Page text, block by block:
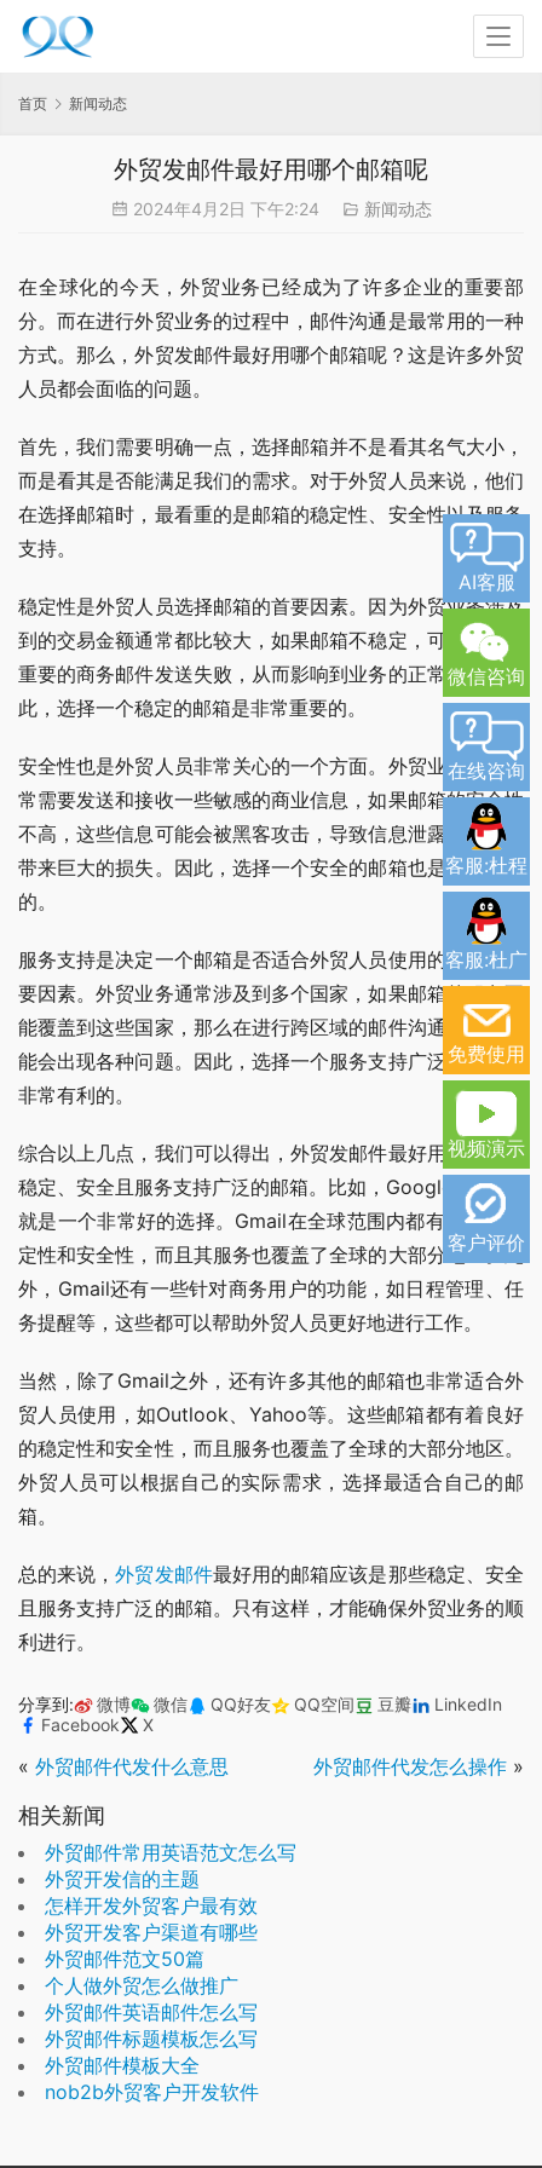
首页 新闻动态
外贸发邮件最好用哪个邮箱呢
2024年4月2日 下午2:24 新闻动态
在全球化的今天，外贸业务已经成为了许多企业的重要部
分。而在进行外贸业务的过程中，邮件沟通是最常用的一种
方式。那么，外贸发邮件最好用哪个邮箱呢？这是许多外贸
人员都会面临的问题。
首先，我们需要明确一点，选择邮箱并不是看其名气大小，
而是看其是否能满足我们的需求。对于外贸人员来说，他们
在选择邮箱时，最看重的是邮箱的稳定性、安全性以及服务
支持。
稳定性是外贸人员选择邮箱的首要因素。因为外贸业务涉及
到的交易金额通常都比较大，如果邮箱不稳定，可能会导致
重要的商务邮件发送失败，从而影响到业务的正常进行。因
此，选择一个稳定的邮箱是非常重要的。
安全性也是外贸人员非常关心的一个方面。外贸业务中，经
常需要发送和接收一些敏感的商业信息，如果邮箱的安全性
不高，这些信息可能会被黑客攻击，导致信息泄露，给企业
带来巨大的损失。因此，选择一个安全的邮箱也是非常必要
的。
服务支持是决定一个邮箱是否适合外贸人员使用的另一个重
要因素。外贸业务通常涉及到多个国家，如果邮箱的服务不
能覆盖到这些国家，那么在进行跨区域的邮件沟通时，就可
能会出现各种问题。因此，选择一个服务支持广泛的邮箱是
非常有利的。
综合以上几点，我们可以得出，外贸发邮件最好用的是那些
稳定、安全且服务支持广泛的邮箱。比如，Google的Gmail
就是一个非常好的选择。Gmail在全球范围内都有良好的稳
定性和安全性，而且其服务也覆盖了全球的大部分地区。此
外，Gmail还有一些针对商务用户的功能，如日程管理、任
务提醒等，这些都可以帮助外贸人员更好地进行工作。
当然，除了Gmail之外，还有许多其他的邮箱也非常适合外
贸人员使用，如Outlook、Yahoo等。这些邮箱都有着良好
的稳定性和安全性，而且服务也覆盖了全球的大部分地区。
外贸人员可以根据自己的实际需求，选择最适合自己的邮
箱。
总的来说，外贸发邮件最好用的邮箱应该是那些稳定、安全
且服务支持广泛的邮箱。只有这样，才能确保外贸业务的顺
利进行。
分享到: 微博 微信 QQ好友 QQ空间 豆瓣
LinkedIn
Facebook
X
« 外贸邮件代发什么意思 外贸邮件代发怎么操作 »
相关新闻
外贸邮件常用英语范文怎么写
外贸开发信的主题
怎样开发外贸客户最有效
外贸开发客户渠道有哪些
外贸邮件范文50篇
个人做外贸怎么做推广
外贸邮件英语邮件怎么写
外贸邮件标题模板怎么写
外贸邮件模板大全
nob2b外贸客户开发软件
AI客服
微信咨询
在线咨询
客服:杜程
客服:杜广
免费使用
视频演示
客户评价